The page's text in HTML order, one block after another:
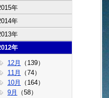
年
年
年
年
12月
（139）
11月
（74）
10月
（164）
9月
（58）